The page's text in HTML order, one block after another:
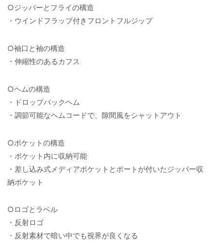
○ジッパーとフライの構造
・ウインドフラップ付きフロントフルジップ
○袖口と袖の構造
・伸縮性のあるカフス
○ヘムの構造
・ドロップバックヘム
・調節可能なヘムコードで、隙間風をシャットアウト
○ポケットの構造
・ポケット内に収納可能
・差し込み式メディアポケットとポートが付いたジッパー収
納ポケット
○ロゴとラベル
・反射ロゴ
・反射素材で暗い中でも視界が良くなる